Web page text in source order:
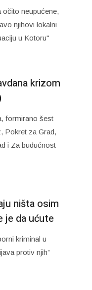
neupućene,
njihovi lokalni
u Kotoru"
krizom
formirano šest
Pokret za Grad,
i Za budućnost
ništa osim
je da ućute
kriminal u
protiv njih”